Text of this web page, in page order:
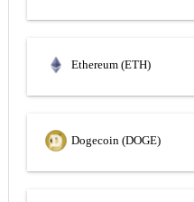
Ethereum (ETH)
Dogecoin (DOGE)